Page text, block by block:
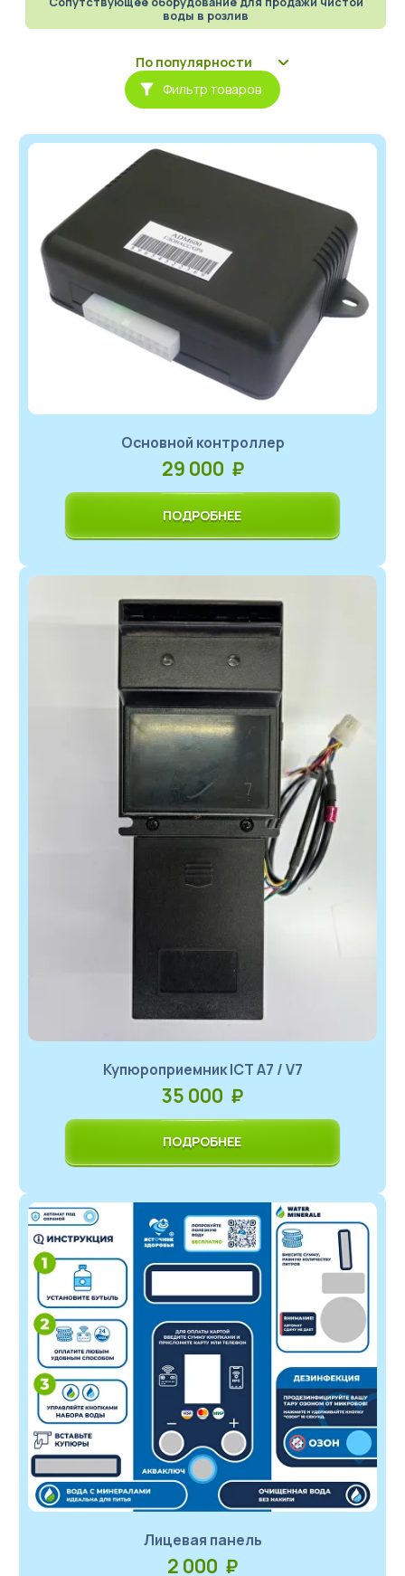
Мониторинг вендинговых автоматов
العربية
简体中文
English
воды в розлив
Фильтр товаров
Основной контроллер
29 000 ₽
ПОДРОБНЕЕ
Купюроприемник ICT A7 / V7
35 000 ₽
ПОДРОБНЕЕ
Лицевая панель
2 000 ₽